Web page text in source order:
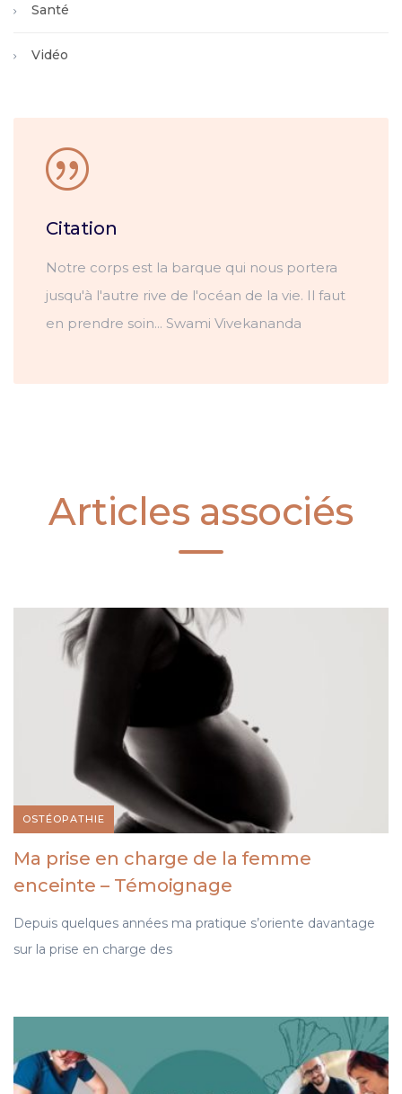
Santé
Vidéo
Citation
Notre corps est la barque qui nous portera
jusqu'à l'autre rive de l'océan de la vie. Il faut
en prendre soin... Swami Vivekananda
Articles associés
OSTÉOPATHIE
Ma prise en charge de la femme
enceinte – Témoignage
Depuis quelques années ma pratique s’oriente davantage
sur la prise en charge des